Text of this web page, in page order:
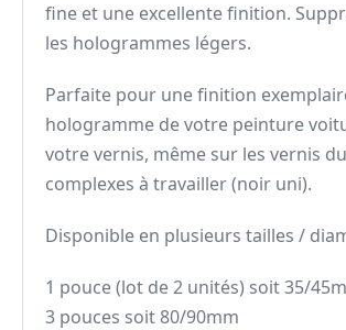
fine et une excellente finition.
les hologrammes légers.
Parfaite pour une finition
hologramme de votre peinture
votre vernis, même sur les vernis
complexes à travailler (noir uni).
Disponible en plusieurs tailles /
1 pouce (lot de 2 unités) soit 35/
3 pouces soit 80/90mm